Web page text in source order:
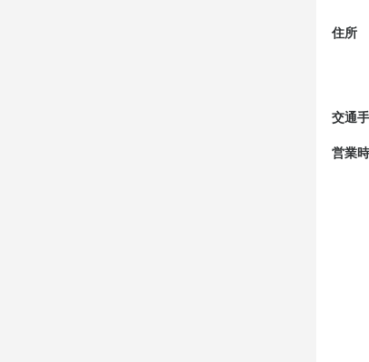
ワラ
ロバ
ハー
▪️オ
モロ
住所
交通
営業